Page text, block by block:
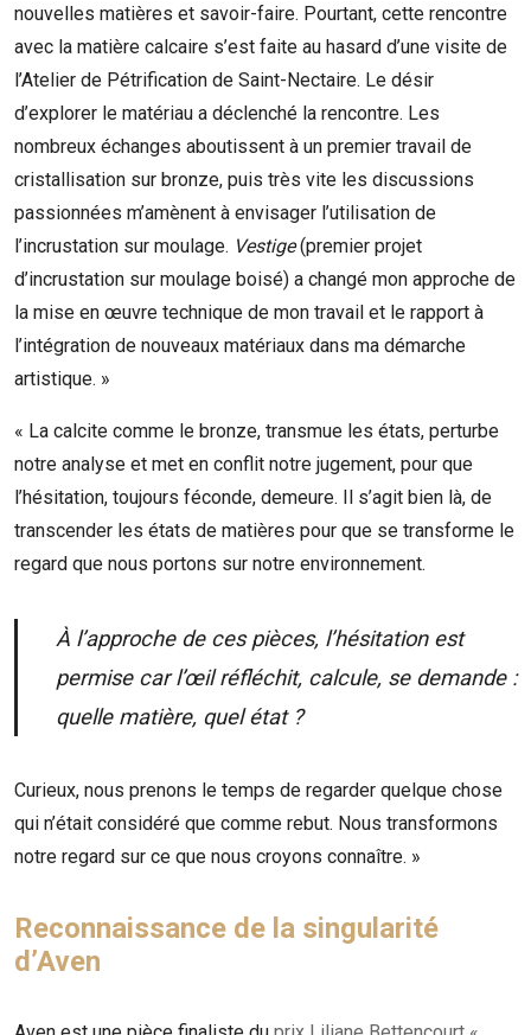
nouvelles matières et savoir-faire. Pourtant, cette rencontre
avec la matière calcaire s’est faite au hasard d’une visite de
l’Atelier de Pétrification de Saint-Nectaire. Le désir
d’explorer le matériau a déclenché la rencontre. Les
nombreux échanges aboutissent à un premier travail de
cristallisation sur bronze, puis très vite les discussions
passionnées m’amènent à envisager l’utilisation de
l’incrustation sur moulage. Vestige(premier projet
d’incrustation sur moulage boisé) a changé mon approche de
la mise en œuvre technique de mon travail et le rapport à
l’intégration de nouveaux matériaux dans ma démarche
artistique. »
« La calcite comme le bronze, transmue les états, perturbe
notre analyse et met en conflit notre jugement, pour que
l’hésitation, toujours féconde, demeure. Il s’agit bien là, de
transcender les états de matières pour que se transforme le
regard que nous portons sur notre environnement.
À l’approche de ces pièces, l’hésitation est
permise car l’œil réfléchit, calcule, se demande :
quelle matière, quel état ?
Curieux, nous prenons le temps de regarder quelque chose
qui n’était considéré que comme rebut. Nous transformons
notre regard sur ce que nous croyons connaître. »
Reconnaissance de la singularité
d’Aven